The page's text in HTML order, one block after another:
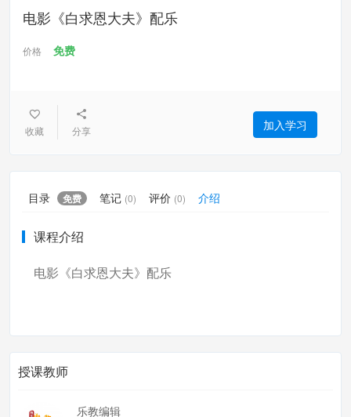
电影《白求恩大夫》配乐
价格 免费
收藏 分享 加入学习
目录 免费 笔记 (0) 评价 (0) 介绍
课程介绍
电影《白求恩大夫》配乐
授课教师
乐教编辑